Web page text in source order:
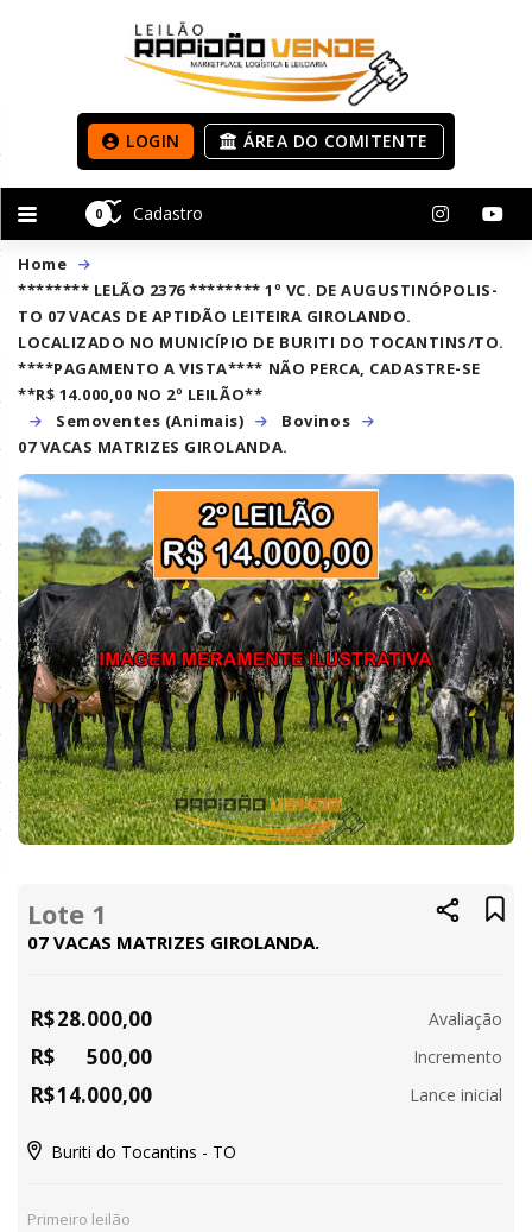
0 Cadastro
LOGIN ÁREA DO COMITENTE
Home
******** LELÃO 2376 ******** 1º VC. DE AUGUSTINÓPOLIS-
TO 07 VACAS DE APTIDÃO LEITEIRA GIROLANDO.
LOCALIZADO NO MUNICÍPIO DE BURITI DO TOCANTINS/TO.
****PAGAMENTO A VISTA**** NÃO PERCA, CADASTRE-SE
**R$ 14.000,00 NO 2º LEILÃO**
Semoventes (Animais)
Bovinos
07 VACAS MATRIZES GIROLANDA.
Lote 1
07 VACAS MATRIZES GIROLANDA.
R$28.000,00 Avaliação
R$ 500,00 Incremento
R$14.000,00 Lance inicial
Buriti do Tocantins - TO
Primeiro leilão